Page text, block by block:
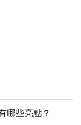
哪些亮點？